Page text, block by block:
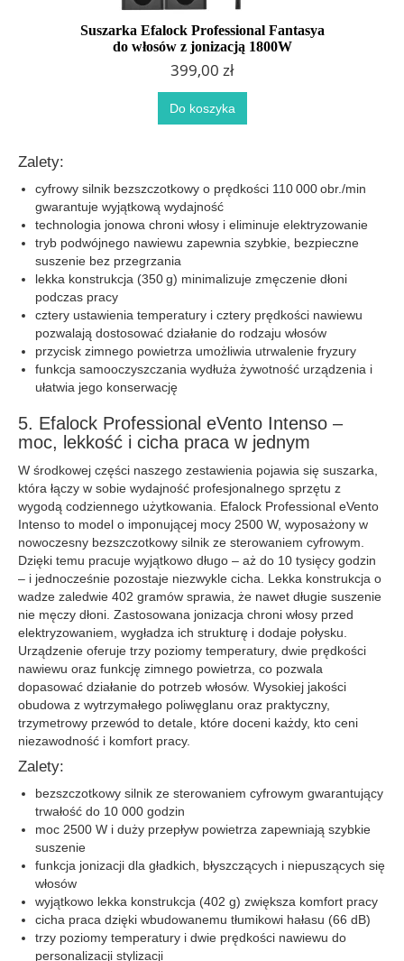
Suszarka Efalock Professional Fantasya
do włosów z jonizacją 1800W
399,00 zł
Do koszyka
Zalety:
cyfrowy silnik bezszczotkowy o prędkości 110 000 obr./min
gwarantuje wyjątkową wydajność
technologia jonowa chroni włosy i eliminuje elektryzowanie
tryb podwójnego nawiewu zapewnia szybkie, bezpieczne
suszenie bez przegrzania
lekka konstrukcja (350 g) minimalizuje zmęczenie dłoni
podczas pracy
cztery ustawienia temperatury i cztery prędkości nawiewu
pozwalają dostosować działanie do rodzaju włosów
przycisk zimnego powietrza umożliwia utrwalenie fryzury
funkcja samooczyszczania wydłuża żywotność urządzenia i
ułatwia jego konserwację
5. Efalock Professional eVento Intenso –
moc, lekkość i cicha praca w jednym
W środkowej części naszego zestawienia pojawia się suszarka,
która łączy w sobie wydajność profesjonalnego sprzętu z
wygodą codziennego użytkowania. Efalock Professional eVento
Intenso to model o imponującej mocy 2500 W, wyposażony w
nowoczesny bezszczotkowy silnik ze sterowaniem cyfrowym.
Dzięki temu pracuje wyjątkowo długo – aż do 10 tysięcy godzin
– i jednocześnie pozostaje niezwykle cicha. Lekka konstrukcja o
wadze zaledwie 402 gramów sprawia, że nawet długie suszenie
nie męczy dłoni. Zastosowana jonizacja chroni włosy przed
elektryzowaniem, wygładza ich strukturę i dodaje połysku.
Urządzenie oferuje trzy poziomy temperatury, dwie prędkości
nawiewu oraz funkcję zimnego powietrza, co pozwala
dopasować działanie do potrzeb włosów. Wysokiej jakości
obudowa z wytrzymałego poliwęglanu oraz praktyczny,
trzymetrowy przewód to detale, które doceni każdy, kto ceni
niezawodność i komfort pracy.
Zalety:
bezszczotkowy silnik ze sterowaniem cyfrowym gwarantujący
trwałość do 10 000 godzin
moc 2500 W i duży przepływ powietrza zapewniają szybkie
suszenie
funkcja jonizacji dla gładkich, błyszczących i niepuszących się
włosów
wyjątkowo lekka konstrukcja (402 g) zwiększa komfort pracy
cicha praca dzięki wbudowanemu tłumikowi hałasu (66 dB)
trzy poziomy temperatury i dwie prędkości nawiewu do
personalizacji stylizacji